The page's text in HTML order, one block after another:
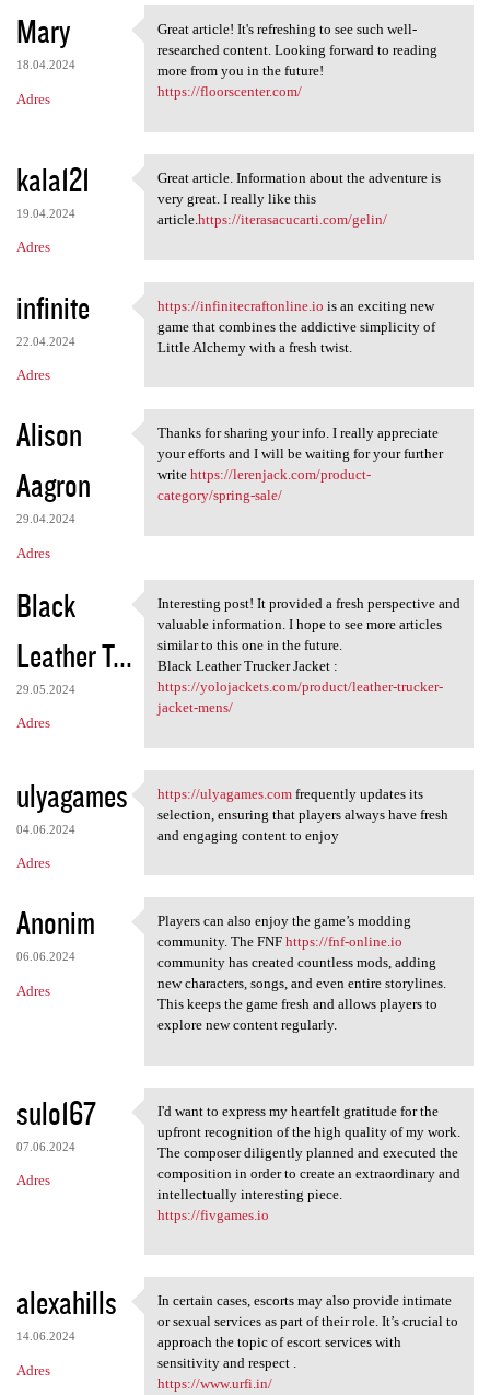
K
o
m
e
t
a
r
e
Mary
18.04.2024
Adres
Great article! It's
Great article! It's refreshing to see such well-
researched content. Looking forward to reading
more from you in the future!
https://floorscenter.com/
kala121
19.04.2024
Adres
Great article. Information
Great article. Information about the adventure is
very great. I really like this
article.https://iterasacucarti.com/gelin/
infinite
22.04.2024
Adres
https://infinitecraftonline
https://infinitecraftonline.io is an exciting new
game that combines the addictive simplicity of
Little Alchemy with a fresh twist.
Alison
Aagron
29.04.2024
Adres
Thanks for sharing your info.
Thanks for sharing your info. I really appreciate
your efforts and I will be waiting for your further
write https://lerenjack.com/product-
category/spring-sale/
Black
Leather T...
29.05.2024
Adres
Interesting post! It provided
Interesting post! It provided a fresh perspective and
valuable information. I hope to see more articles
similar to this one in the future.
Black Leather Trucker Jacket :
https://yolojackets.com/product/leather-trucker-
jacket-mens/
ulyagames
04.06.2024
Adres
https://ulyagames.com
https://ulyagames.comfrequently updates its
selection, ensuring that players always have fresh
and engaging content to enjoy
Anonim
06.06.2024
Adres
Players can also enjoy the
Players can also enjoy the game’s modding
community. The FNF https://fnf-online.io
community has created countless mods, adding
new characters, songs, and even entire storylines.
This keeps the game fresh and allows players to
explore new content regularly.
sulo167
07.06.2024
Adres
I'd want to express my
I'd want to express my heartfelt gratitude for the
upfront recognition of the high quality of my work.
The composer diligently planned and executed the
composition in order to create an extraordinary and
intellectually interesting piece.
https://fivgames.io
alexahills
14.06.2024
Adres
In certain cases, escorts may
In certain cases, escorts may also provide intimate
or sexual services as part of their role. It’s crucial to
approach the topic of escort services with
sensitivity and respect .
https://www.urfi.in/